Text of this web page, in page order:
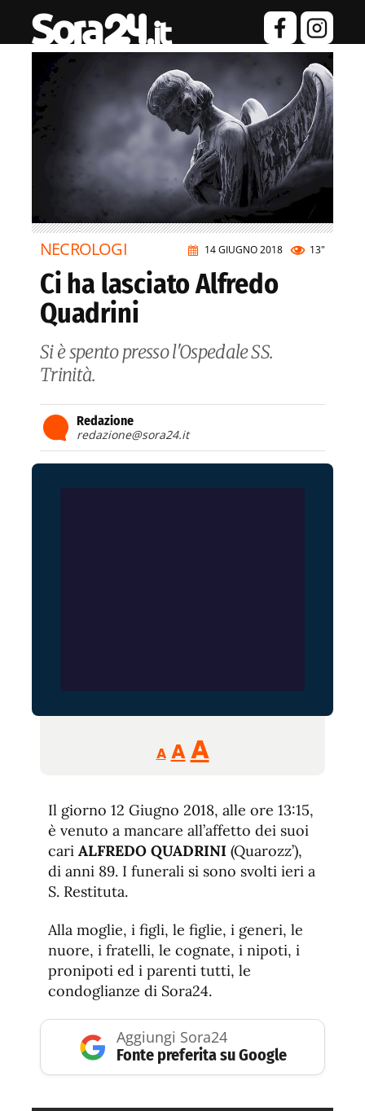
14 GIUGNO 2018 13"
NECROLOGI
Ci ha lasciato Alfredo
Quadrini
Si è spento presso l'Ospedale SS.
Trinità.
Redazione
redazione@sora24.it
A
Reducir
tamaño
A Restablecer
de
fuente
AAumentar
de
fuente.
Il giorno 12 Giugno 2018, alle ore 13:15,
è venuto a mancare all’affetto dei suoi
cari ALFREDO QUADRINI (Quarozz’),
di anni 89. I funerali si sono svolti ieri a
S. Restituta.
Alla moglie, i figli, le figlie, i generi, le
nuore, i fratelli, le cognate, i nipoti, i
pronipoti ed i parenti tutti, le
condoglianze di Sora24.
Aggiungi Sora24
Fonte preferita su Google